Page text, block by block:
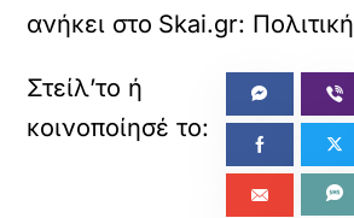
ανήκει στο Skai.gr: Πολιτική